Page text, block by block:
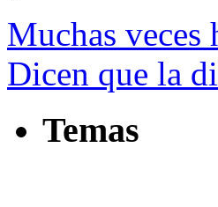
Muchas veces
Dicen que la
Temas